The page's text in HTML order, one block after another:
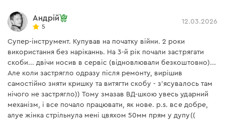
Ергономічний корпус та підсвітка
Ергономічна форма корпусу та рельєфні вставки
допомагають міцно утримувати степлер в руці та
знижують ризик висковзування, у тому числі, в умовах
інтенсивної роботи. Модель має підсвітку — Ви
зможете добре бачити робочу зону навіть за умови
Андрій
5
12.03.2026
Супер-інструмент. Купував на початку війни. 2 роки
використання без наріканнь. На 3-й рік почали застрягати
скоби... двічи носив в сервіс (відновлювали безкоштовно)...
Але коли застрягло одразу після ремонту, вирішив
самостійно зняти кришку та витягти скобу - з'ясувалось там
нічого не застрягло)) Тому змазав ВД-шкою увесь ударний
механізм, і все почало працювати, як нове. p.s. все добре,
алуе жінка стрільнула мені цвяхом 50мм прям у дупу((